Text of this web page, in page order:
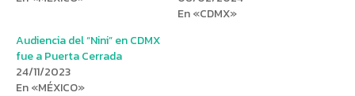
En «CDMX»
Audiencia del “Nini” en CDMX
fue a Puerta Cerrada
24/11/2023
En «MÉXICO»